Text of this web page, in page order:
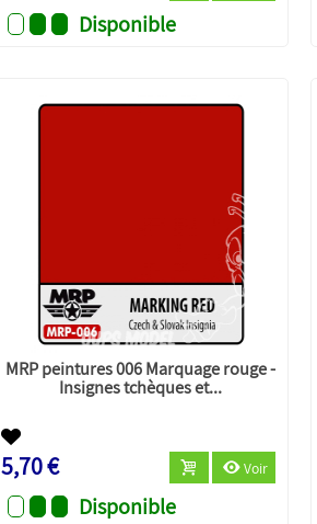
Disponible
MRP peintures 006 Marquage rouge -
Insignes tchèques et...
5,70 € Voir
Disponible